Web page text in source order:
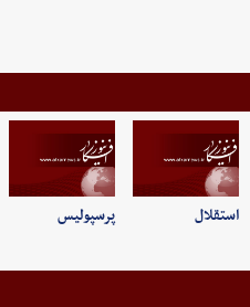
استقلال پرسپولیس